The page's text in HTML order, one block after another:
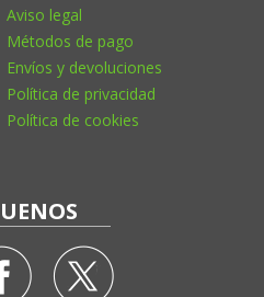
Aviso legal
Métodos de pago
Envíos y devoluciones
Política de privacidad
Política de cookies